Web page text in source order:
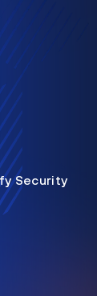
Security